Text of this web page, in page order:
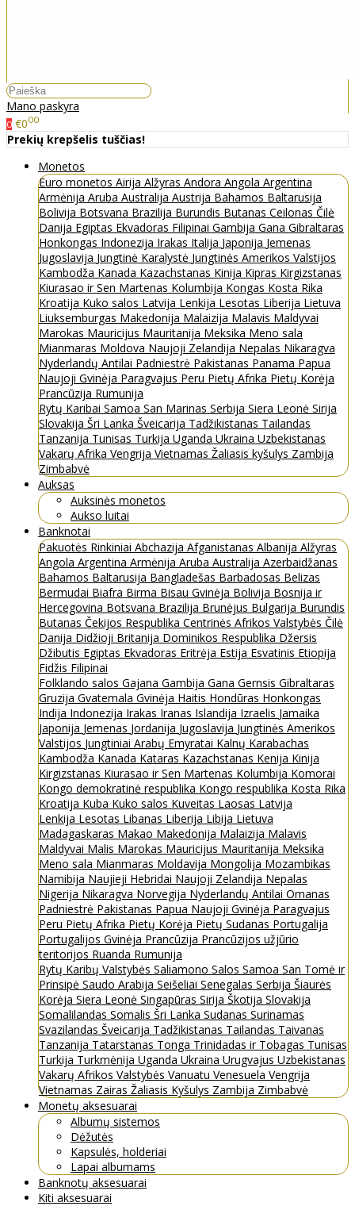
Mano paskyra
0 €000
Prekių krepšelis tuščias!
Monetos
Euro monetos Airija Alžyras Andora Angola Argentina
Armėnija Aruba Australija Austrija Bahamos Baltarusija
Bolivija Botsvana Brazilija Burundis Butanas Ceilonas Čilė
Danija Egiptas Ekvadoras Filipinai Gambija Gana Gibraltaras
Honkongas Indonezija Irakas Italija Japonija Jemenas
Jugoslavija Jungtinė Karalystė Jungtinės Amerikos Valstijos
Kambodža Kanada Kazachstanas Kinija Kipras Kirgizstanas
Kiurasao ir Sen Martenas Kolumbija Kongas Kosta Rika
Kroatija Kuko salos Latvija Lenkija Lesotas Liberija Lietuva
Liuksemburgas Makedonija Malaizija Malavis Maldyvai
Marokas Mauricijus Mauritanija Meksika Meno sala
Mianmaras Moldova Naujoji Zelandija Nepalas Nikaragva
Nyderlandų Antilai Padniestrė Pakistanas Panama Papua
Naujoji Gvinėja Paragvajus Peru Pietų Afrika Pietų Korėja
Prancūzija Rumunija
Rytų Karibai Samoa San Marinas Serbija Siera Leonė Sirija
Slovakija Šri Lanka Šveicarija Tadžikistanas Tailandas
Tanzanija Tunisas Turkija Uganda Ukraina Uzbekistanas
Vakarų Afrika Vengrija Vietnamas Žaliasis kyšulys Zambija
Zimbabvė
Auksas
Auksinės monetos
Aukso luitai
Banknotai
Pakuotės Rinkiniai Abchazija Afganistanas Albanija Alžyras
Angola Argentina Armėnija Aruba Australija Azerbaidžanas
Bahamos Baltarusija Bangladešas Barbadosas Belizas
Bermudai Biafra Birma Bisau Gvinėja Bolivija Bosnija ir
Hercegovina Botsvana Brazilija Brunėjus Bulgarija Burundis
Butanas Čekijos Respublika Centrinės Afrikos Valstybės Čilė
Danija Didžioji Britanija Dominikos Respublika Džersis
Džibutis Egiptas Ekvadoras Eritrėja Estija Esvatinis Etiopija
Fidžis Filipinai
Folklando salos Gajana Gambija Gana Gernsis Gibraltaras
Gruzija Gvatemala Gvinėja Haitis Hondūras Honkongas
Indija Indonezija Irakas Iranas Islandija Izraelis Jamaika
Japonija Jemenas Jordanija Jugoslavija Jungtinės Amerikos
Valstijos Jungtiniai Arabų Emyratai Kalnų Karabachas
Kambodža Kanada Kataras Kazachstanas Kenija Kinija
Kirgizstanas Kiurasao ir Sen Martenas Kolumbija Komorai
Kongo demokratinė respublika Kongo respublika Kosta Rika
Kroatija Kuba Kuko salos Kuveitas Laosas Latvija
Lenkija Lesotas Libanas Liberija Libija Lietuva
Madagaskaras Makao Makedonija Malaizija Malavis
Maldyvai Malis Marokas Mauricijus Mauritanija Meksika
Meno sala Mianmaras Moldavija Mongolija Mozambikas
Namibija Naujieji Hebridai Naujoji Zelandija Nepalas
Nigerija Nikaragva Norvegija Nyderlandų Antilai Omanas
Padniestrė Pakistanas Papua Naujoji Gvinėja Paragvajus
Peru Pietų Afrika Pietų Korėja Pietų Sudanas Portugalija
Portugalijos Gvinėja Prancūzija Prancūzijos užjūrio
teritorijos Ruanda Rumunija
Rytų Karibų Valstybės Saliamono Salos Samoa San Tomė ir
Prinsipė Saudo Arabija Seišeliai Senegalas Serbija Šiaurės
Korėja Siera Leonė Singapūras Sirija Škotija Slovakija
Somalilandas Somalis Šri Lanka Sudanas Surinamas
Svazilandas Šveicarija Tadžikistanas Tailandas Taivanas
Tanzanija Tatarstanas Tonga Trinidadas ir Tobagas Tunisas
Turkija Turkmėnija Uganda Ukraina Urugvajus Uzbekistanas
Vakarų Afrikos Valstybės Vanuatu Venesuela Vengrija
Vietnamas Zairas Žaliasis Kyšulys Zambija Zimbabvė
Monetų aksesuarai
Albumų sistemos
Dėžutės
Kapsulės, holderiai
Lapai albumams
Banknotų aksesuarai
Kiti aksesuarai